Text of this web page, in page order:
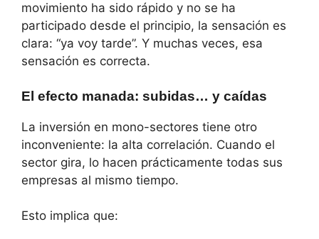
movimiento ha sido rápido y no se ha
participado desde el principio, la sensación es
clara: “ya voy tarde”. Y muchas veces, esa
sensación es correcta.
El efecto manada: subidas… y caídas
La inversión en mono-sectores tiene otro
inconveniente: la alta correlación. Cuando el
sector gira, lo hacen prácticamente todas sus
empresas al mismo tiempo.
Esto implica que: